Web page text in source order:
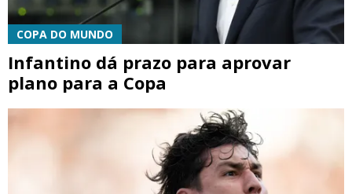
COPA DO MUNDO
Infantino dá prazo para aprovar
plano para a Copa